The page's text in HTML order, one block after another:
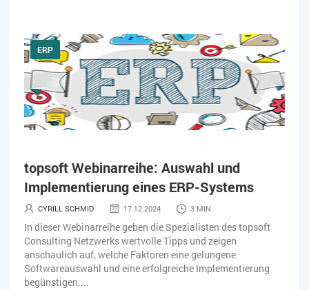
ERP
topsoft Webinarreihe: Auswahl und
Implementierung eines ERP-Systems
CYRILL SCHMID 17.12.2024 3 MIN.
In dieser Webinarreihe geben die Spezialisten des topsoft
Consulting Netzwerks wertvolle Tipps und zeigen
anschaulich auf, welche Faktoren eine gelungene
Softwareauswahl und eine erfolgreiche Implementierung
begünstigen....